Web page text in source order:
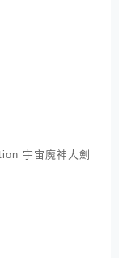
宇宙魔神大劍豪 /